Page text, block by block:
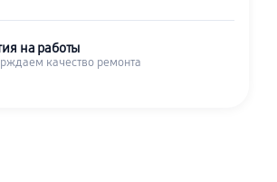
на работы
качество ремонта